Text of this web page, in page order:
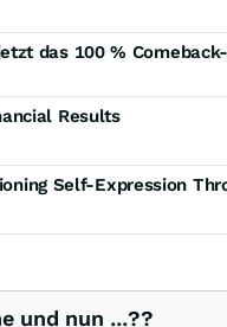
das 100 %
Results
Self-Expression
und nun ...??